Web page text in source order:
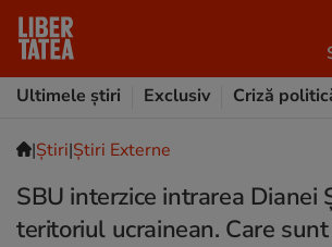
Ultimele știri
Exclusiv Criză
|Ştiri|Știri Externe
SBU interzice intrarea Dianei
teritoriul ucrainean. Care